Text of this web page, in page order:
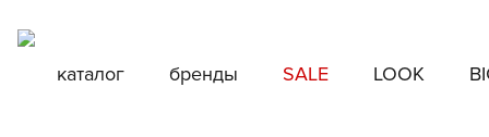
каталог бренды SALE LOOK
каталог бренды SALE LOOK